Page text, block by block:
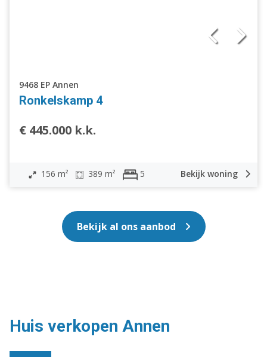
9468 EP Annen
Ronkelskamp 4
€ 445.000 k.k.
156 m² 389 m² 5 Bekijk woning
Bekijk al ons aanbod
Huis verkopen Annen